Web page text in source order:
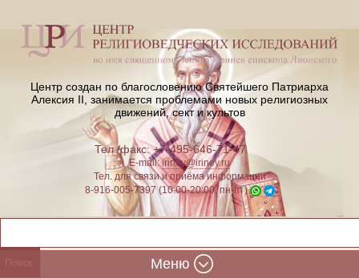
Центр создан по благословению Святейшего Патриарха
Алексия II, занимается проблемами новых религиозных
движений, сект и культов
Тел./факс: +7-495-646-71-47
E-mail:iriney@iriney.ru
Тел. для связи и приёма информации
8-916-005-7397 (10:00-20:00, пн-пт)
Меню